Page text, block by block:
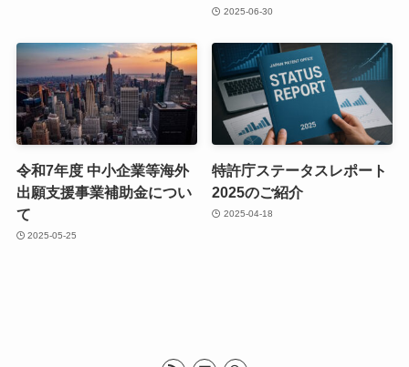
2025-06-30
令和7年度 中小企業等海外
出願支援事業補助金につい
て
2025-05-25
特許庁ステータスレポート
2025のご紹介
2025-04-18